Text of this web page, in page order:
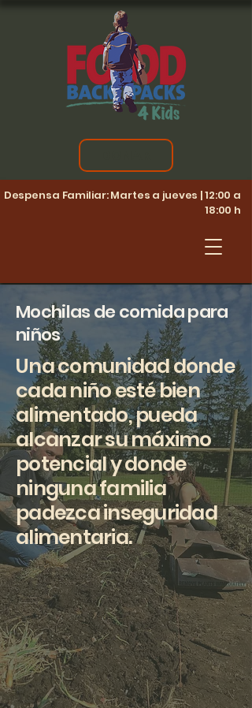
Despensa Familiar: Martes a jueves | 12:00 a
18:00 h
Mochilas de comida para
niños
Una comunidad donde
cada niño esté bien
alimentado, pueda
alcanzar su máximo
potencial y donde
ninguna familia
padezca inseguridad
alimentaria.